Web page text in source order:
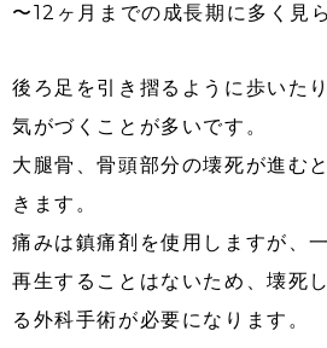
〜12ヶ月までの成長期に多く見
後ろ足を引き摺るように歩いた
気がづくことが多いです。
大腿骨、骨頭部分の壊死が進む
きます。
痛みは鎮痛剤を使用しますが、
再生することはないため、壊死
る外科手術が必要になります。